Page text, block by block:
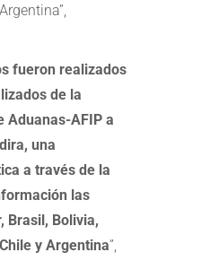
fueron realizados
de la
Aduanas-AFIP a
una
a través de la
las
Brasil, Bolivia,
y Argentina”,